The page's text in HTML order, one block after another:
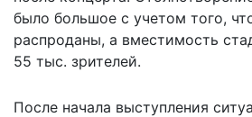
было большое с учетом того,
распроданы, а вместимость
55 тыс. зрителей.
После начала выступления